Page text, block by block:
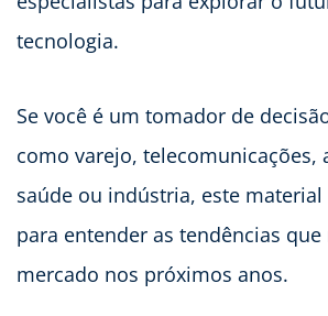
tecnologia.
Se você é um tomador de
como varejo, telecomunicações,
saúde ou indústria, este material
para entender as tendências
mercado nos próximos anos.